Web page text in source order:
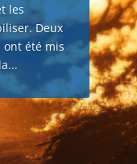
les
Deux
été mis